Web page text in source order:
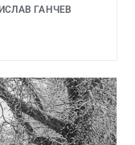
ГАНЧЕВ